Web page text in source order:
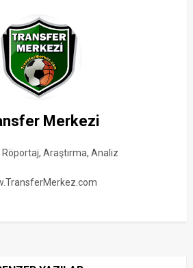
Merkezi
Araştırma, Analiz